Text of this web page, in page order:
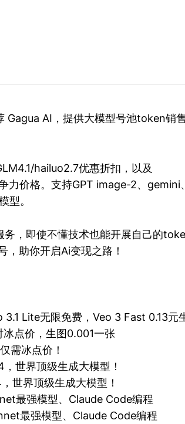
Gagua AI，提供大模型号池token销
hailuo2.7优惠折扣，以及
价格。支持GPT image-2、gemini、
型。
，即使不懂技术也能开展自己的
，助你开启Ai变现之路！
3.1 Lite无限免费，Veo 3 Fast 0.13元
冰点价，生图0.001一张
需冰点价！
世界顶级生成大模型！
世界顶级生成大模型！
最强模型、Claude Code编程
最强模型、Claude Code编程